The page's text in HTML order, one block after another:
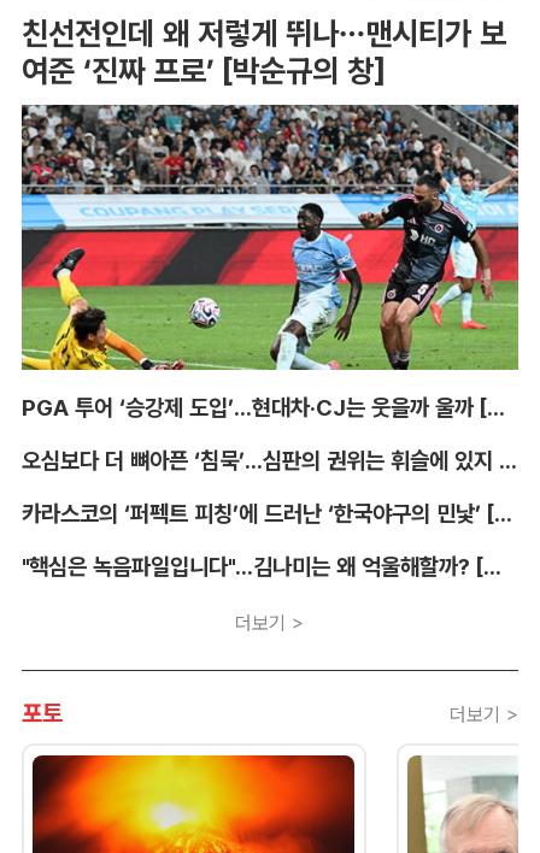
친선전인데 왜 저렇게 뛰나…맨시티가 보
여준 ‘진짜 프로’ [박순규의 창]
PGA 투어 ‘승강제 도입’...현대차·CJ는 웃을까 울까 [박호윤의 IN&OUT]
오심보다 더 뼈아픈 ‘침묵’...심판의 권위는 휘슬에 있지 않다 [박순규의 창]
카라스코의 ‘퍼펙트 피칭’에 드러난 ‘한국야구의 민낯’ [김대호의 야구생각]
"핵심은 녹음파일입니다"...김나미는 왜 억울해할까? [유병철의 스포츠 렉시오]
더보기 >
포토 더보기 >